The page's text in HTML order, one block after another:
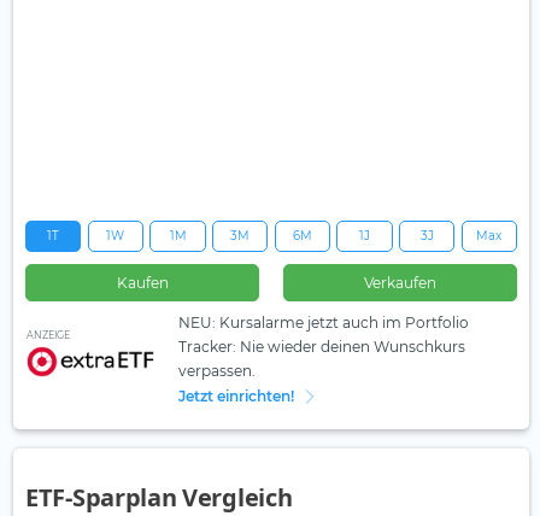
1T 1W 1M 3M 6M 1J 3J Max
Kaufen Verkaufen
ANZEIGE
NEU: Kursalarme jetzt auch im Portfolio
Tracker: Nie wieder deinen Wunschkurs
verpassen.
Jetzt einrichten!
ETF-Sparplan Vergleich